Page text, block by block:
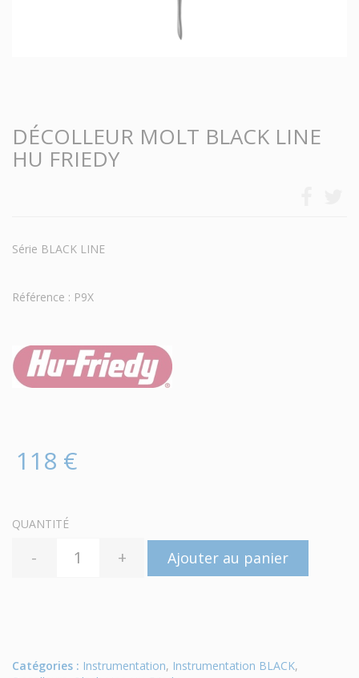
DÉCOLLEUR MOLT BLACK LINE
HU FRIEDY
Série BLACK LINE
Référence : P9X
118 €
QUANTITÉ
- + Ajouter au panier
Catégories : Instrumentation, Instrumentation BLACK,